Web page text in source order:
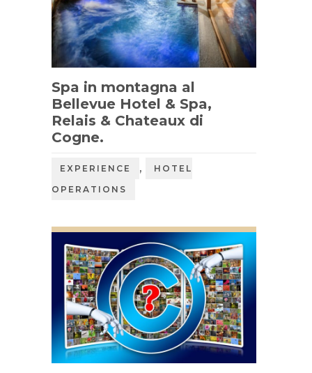
Spa in montagna al
Bellevue Hotel & Spa,
Relais & Chateaux di
Cogne.
EXPERIENCE ,
HOTEL
OPERATIONS